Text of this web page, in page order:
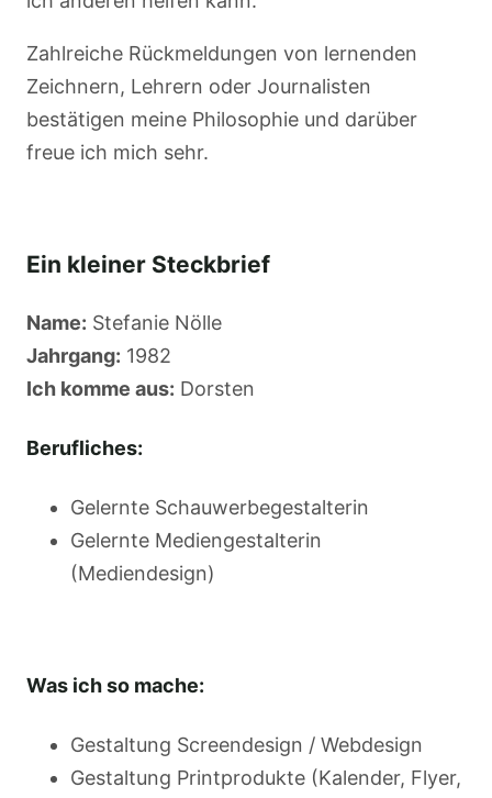
Zahlreiche Rückmeldungen von lernenden
Zeichnern, Lehrern oder Journalisten
bestätigen meine Philosophie und darüber
freue ich mich sehr.
Ein kleiner Steckbrief
Name: Stefanie Nölle
Jahrgang: 1982
Ich komme aus: Dorsten
Berufliches:
Gelernte Schauwerbegestalterin
Gelernte Mediengestalterin
(Mediendesign)
Was ich so mache:
Gestaltung Screendesign / Webdesign
Gestaltung Printprodukte (Kalender, Flyer,